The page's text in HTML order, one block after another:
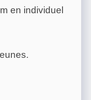
en individuel